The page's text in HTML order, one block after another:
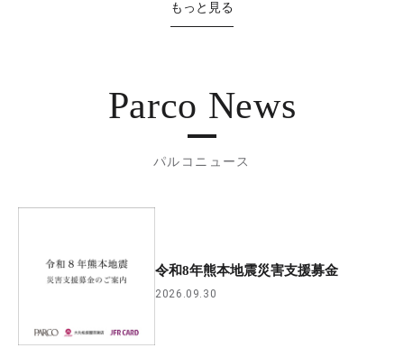
もっと見る
Parco News
パルコニュース
令和8年熊本地震災害支援募金
2026.09.30